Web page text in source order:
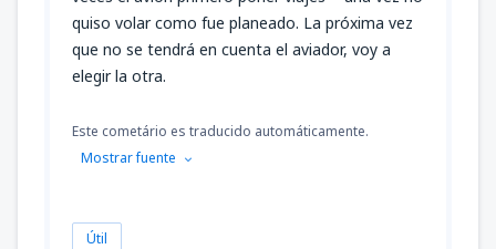
quiso volar como fue planeado. La próxima vez
que no se tendrá en cuenta el aviador, voy a
elegir la otra.
Este cometário es traducido automáticamente.
Mostrar fuente
Útil